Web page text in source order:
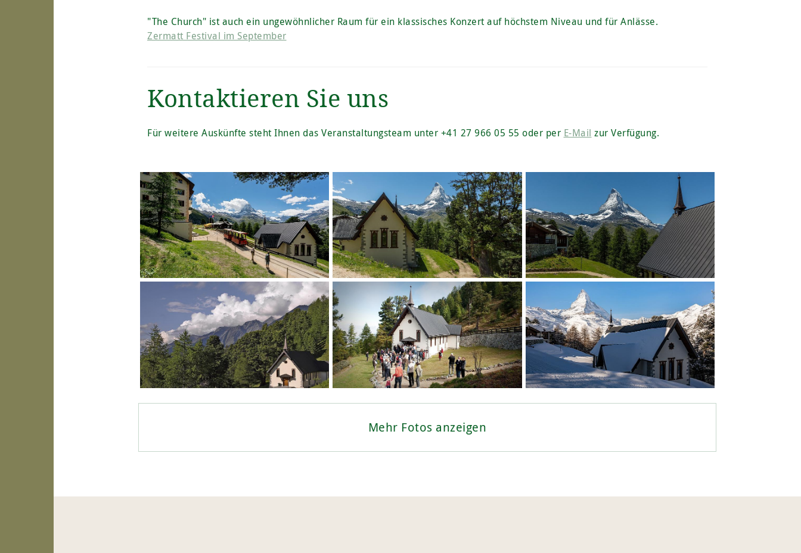
"The Church" ist auch ein ungewöhnlicher Raum für ein klassisches Konzert auf höchstem Niveau und für Anlässe.
Zermatt Festival im September
Kontaktieren Sie uns
Für weitere Auskünfte steht Ihnen das Veranstaltungsteam unter +41 27 966 05 55 oder per E-Mail zur Verfügung.
Mehr Fotos anzeigen